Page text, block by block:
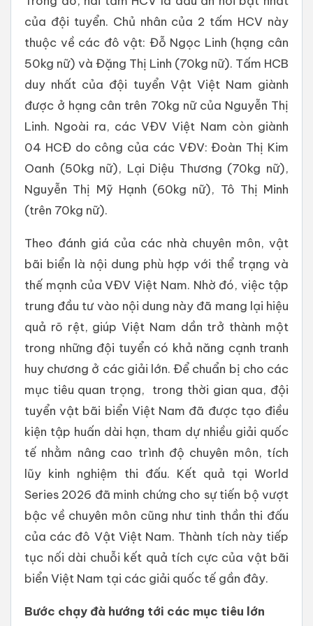
của đội tuyển. Chủ nhân của 2 tấm HCV này
thuộc về các đô vật: Đỗ Ngọc Linh (hạng cân
50kg nữ) và Đặng Thị Linh (70kg nữ). Tấm HCB
duy nhất của đội tuyển Vật Việt Nam giành
được ở hạng cân trên 70kg nữ của Nguyễn Thị
Linh. Ngoài ra, các VĐV Việt Nam còn giành
04 HCĐ do công của các VĐV: Đoàn Thị Kim
Oanh (50kg nữ), Lại Diệu Thương (70kg nữ),
Nguyễn Thị Mỹ Hạnh (60kg nữ), Tô Thị Minh
(trên 70kg nữ).
Theo đánh giá của các nhà chuyên môn, vật
bãi biển là nội dung phù hợp với thể trạng và
thế mạnh của VĐV Việt Nam. Nhờ đó, việc tập
trung đầu tư vào nội dung này đã mang lại hiệu
quả rõ rệt, giúp Việt Nam dần trở thành một
trong những đội tuyển có khả năng cạnh tranh
huy chương ở các giải lớn. Để chuẩn bị cho các
mục tiêu quan trọng, trong thời gian qua, đội
tuyển vật bãi biển Việt Nam đã được tạo điều
kiện tập huấn dài hạn, tham dự nhiều giải quốc
tế nhằm nâng cao trình độ chuyên môn, tích
lũy kinh nghiệm thi đấu. Kết quả tại World
Series 2026 đã minh chứng cho sự tiến bộ vượt
bậc về chuyên môn cũng như tinh thần thi đấu
của các đô Vật Việt Nam. Thành tích này tiếp
tục nối dài chuỗi kết quả tích cực của vật bãi
biển Việt Nam tại các giải quốc tế gần đây.
Bước chạy đà hướng tới các mục tiêu lớn